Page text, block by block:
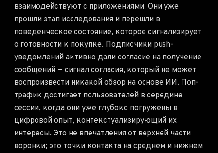
взаимодействуют с приложениями. Они уже
прошли этап исследования и перешли в
поведенческое состояние, которое сигнализирует
о готовности к покупке. Подписчики push-
уведомлений активно дали согласие на получение
сообщений — сигнал согласия, который не может
воспроизвести никакой обзор на основе ИИ. Поп-
трафик достигает пользователей в середине
сессии, когда они уже глубоко погружены в
цифровой опыт, контекстуализирующий их
интересы. Это не впечатления от верхней части
воронки; это точки контакта на среднем и нижнем